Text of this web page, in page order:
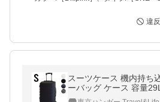
違
スーツケース 機内持ち
ーバッグ ケース 容量29L 鍵なし ライト 軽量
重さ約2.6kg 静音